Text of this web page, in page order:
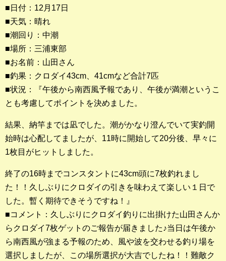
■日付：12月17日
■天気：晴れ
■潮回り：中潮
■場所：三浦東部
■お名前：山田さん
■釣果：クロダイ43cm、41cmなど合計7匹
■状況：『午後から南西風予報であり、午後が満潮というこ
とも考慮してポイントを決めました。
結果、納竿までは凪でした。潮がかなり澄んでいて実釣開
始時は心配してましたが、11時に開始して20分後、早々に
1枚目がヒットしました。
終了の16時までコンスタントに43cm頭に7枚釣れまし
た！！久しぶりにクロダイの引きを味わえて楽しい１日で
した。暫く期待できそうですね！』
■コメント：久しぶりにクロダイ釣りに出掛けた山田さんか
らクロダイ7枚ゲットのご報告が届きました♪当日は午後か
ら南西風が強まる予報のため、風や波を交わせる釣り場を
選択しましたが、この場所選択が大吉でしたね！！難敵ク
船・ボート釣り
その他の釣り
釣果ランキング
2023年 クロダイ部門
2023年 メジナ部門
歴代釣果ランキング
クロダイ部門
シロギス部門
過去の釣果ランキング
ブログ・釣行記
スタッフブログ